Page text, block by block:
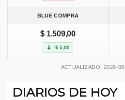
BLUE COMPRA
$ 1.509,00
-$ 5,00
ACTUALIZADO: 2026-
DIARIOS DE HOY